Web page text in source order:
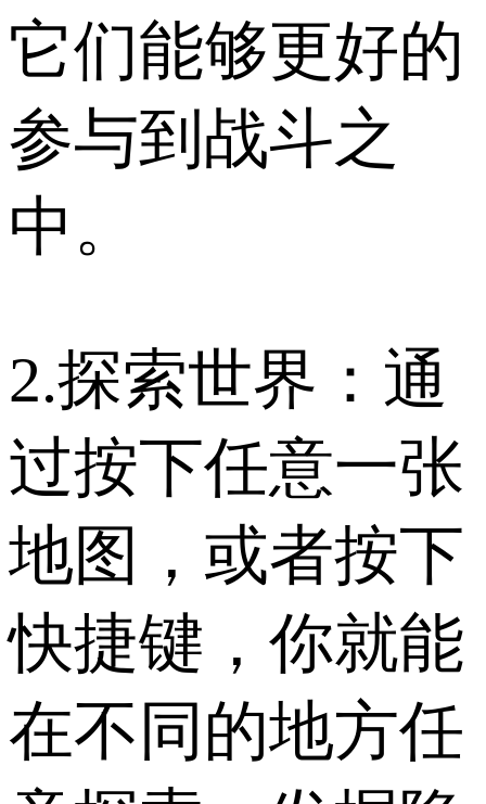
它们能够更好的
参与到战斗之
中。
2.探索世界：通
过按下任意一张
地图，或者按下
快捷键，你就能
在不同的地方任